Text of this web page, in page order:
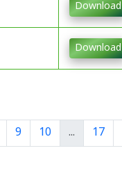
Download
Download
9 10 ... 17